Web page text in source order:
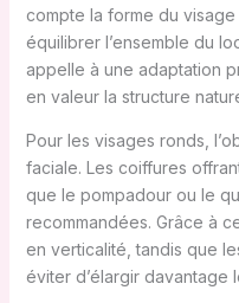
compte la forme du
équilibrer l’ensemble du
appelle à une adaptation
en valeur la structure
Pour les visages ronds,
faciale. Les coiffures
que le pompadour ou le
recommandées. Grâce à
en verticalité, tandis que
éviter d’élargir davantage